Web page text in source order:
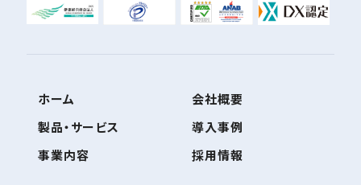
ホーム
製品・サービス
事業内容
会社概要
導入事例
採用情報